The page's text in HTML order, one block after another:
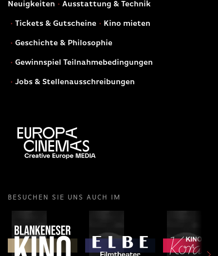
Neuigkeiten Ausstattung & Technik
Tickets & Gutscheine Kino mieten
Geschichte & Philosophie
Gewinnspiel Teilnahmebedingungen
Jobs & Stellenausschreibungen
BESUCHEN SIE UNS AUCH IM